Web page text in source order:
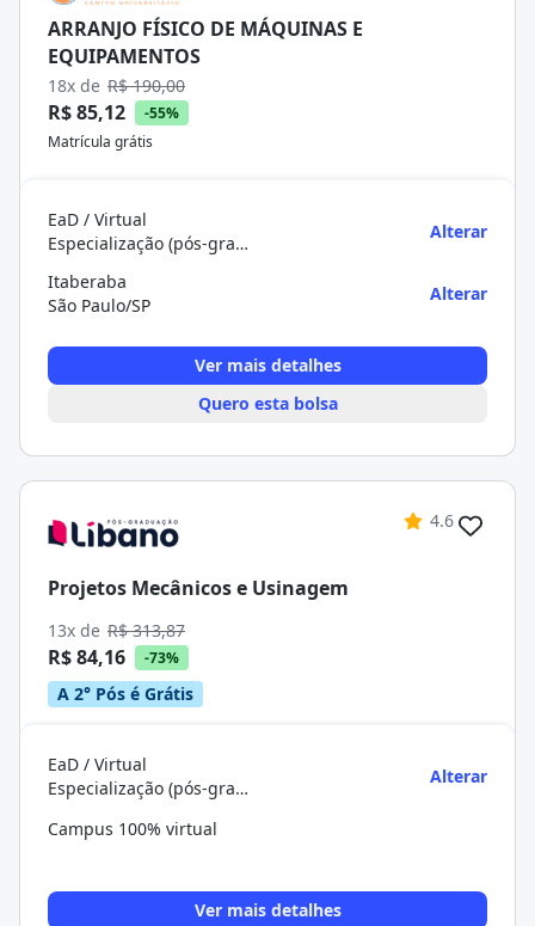
ARRANJO FÍSICO DE MÁQUINAS E
EQUIPAMENTOS
18x de R$ 190,00
R$ 85,12
-55%
Matrícula grátis
EaD / Virtual
Especialização (pós-graduação)
Alterar
Itaberaba
São Paulo/SP
Alterar
Ver mais detalhes
Quero esta bolsa
4.6
Projetos Mecânicos e Usinagem
13x de R$ 313,87
R$ 84,16 -73%
A 2° Pós é Grátis
EaD / Virtual
Especialização (pós-graduação)
Alterar
Campus 100% virtual
Ver mais detalhes